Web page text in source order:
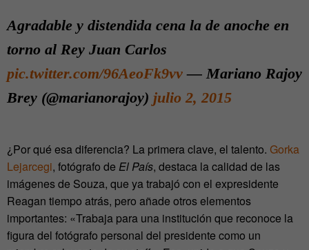
Agradable y distendida cena la de anoche en
torno al Rey Juan Carlos
pic.twitter.com/96AeoFk9vv — Mariano Rajoy
Brey (@marianorajoy) julio 2, 2015
¿Por qué esa diferencia? La primera clave, el talento. Gorka
Lejarcegi, fotógrafo de El País, destaca la calidad de las
imágenes de Souza, que ya trabajó con el expresidente
Reagan tiempo atrás, pero añade otros elementos
importantes: «Trabaja para una institución que reconoce la
figura del fotógrafo personal del presidente como un